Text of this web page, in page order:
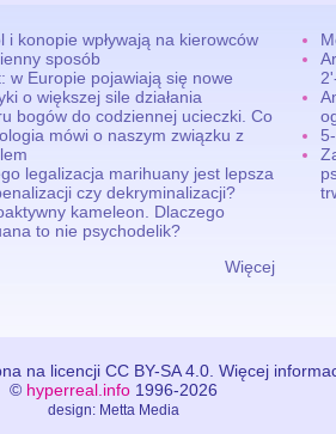
i konopie wpływają na kierowców
sposób
w Europie pojawiają się nowe
o większej sile działania
bogów do codziennej ucieczki. Co
mówi o naszym związku z
legalizacja marihuany jest lepsza
czy dekryminalizacji?
kameleon. Dlaczego
to nie psychodelik?
Więcej
na licencji CC BY-SA 4.0. Więcej
© hyperreal.info 1996-2026
design: Metta Media